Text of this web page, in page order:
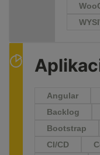
Angular
Backlog
Bootstrap
CI/CD